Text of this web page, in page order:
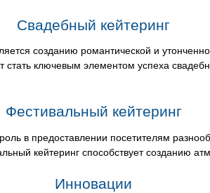
Свадебный кейтеринг
созданию романтической и
стать ключевым элементом успеха
Фестивальный кейтеринг
в предоставлении посетителям
кейтеринг способствует созданию
Инновации